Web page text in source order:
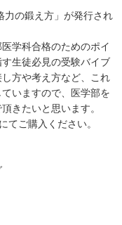
力の鍛え方」が発行され
学科合格のためのポイ
生徒必見の受験バイブ
方や考え方など、これ
いますので、医学部を
きたいと思います。
てご購入ください。